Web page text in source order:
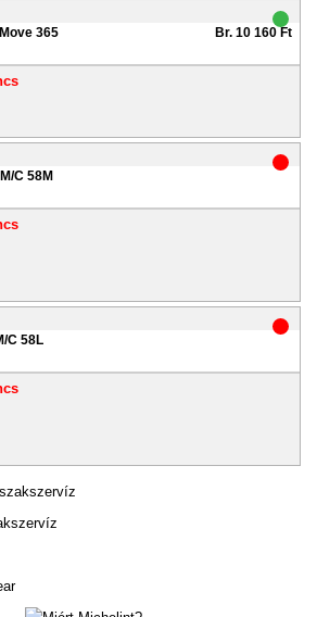
365
Br. 10 160 Ft
C 58M
C 58L